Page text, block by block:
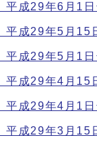
平成29年6月1
平成29年5月
平成29年5月1
平成29年4月
平成29年4月1
平成29年3月